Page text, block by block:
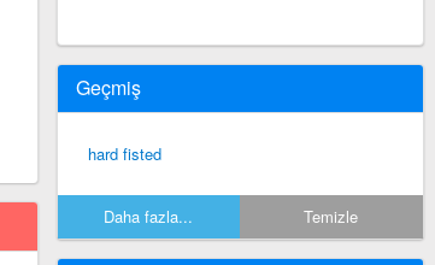
Geçmiş
hard fisted
Daha fazla... Temizle